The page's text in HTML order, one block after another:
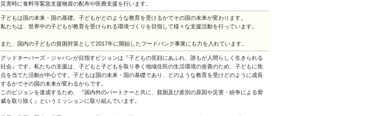
災害時に食料等緊急支援物資の配布や医療支援を行います。
子どもは国の未来・国の基礎。子どもがどのような教育を受けるかでその国の未来が変わります。
私たちは、世界中の子どもが教育を受けられる環境づくりを目指して様々な支援活動を行っています。
また、国内の子どもの貧困対策として2017年に開始したフードバンク事業にも力を入れています。
グッドネーバーズ・ジャパンが目指すビジョンは『子どもの笑顔にあふれ、誰もが人間らしく生きられる
社会』です。私たちの支援は、子どもと子どもを取り巻く地域住民の生活環境の改善のため、子どもに焦
点を当てた活動が中心です。子どもは国の未来・国の基礎であり、どのような教育を受けどのように成長
するかでその国の未来が変わるからです。
このビジョンを達成するため、『国内外のパートナーと共に、貧困及び差別の原因や災害・紛争による脅
威を取り除く』というミッションに取り組んでいます。